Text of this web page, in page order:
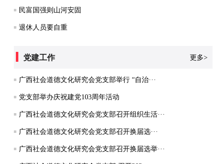
民富国强则山河安固
退休人员要自重
党建工作 更多>
广西社会道德文化研究会党支部举行 “自治···
党支部举办庆祝建党103周年活动
广西社会道德文化研究会党支部召开组织生活···
广西社会道德文化研究会党支部召开换届选···
广西社会道德文化研究会党支部召开换届选举···